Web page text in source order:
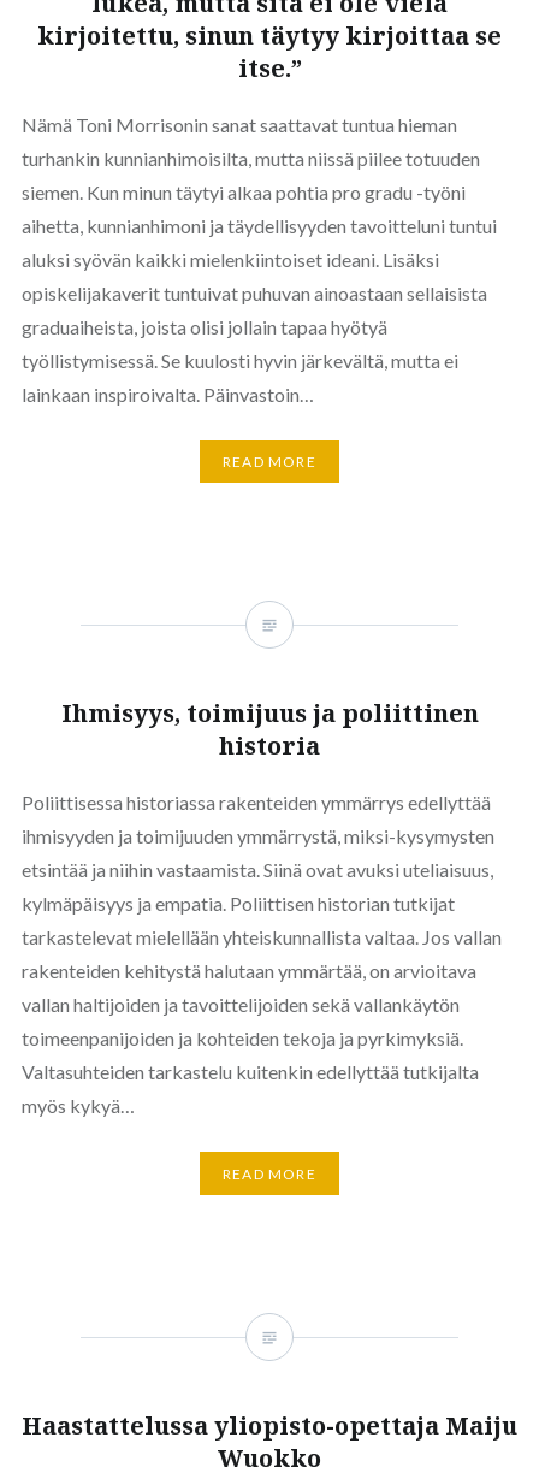
kirjoitettu, sinun täytyy kirjoittaa se
itse.”
Nämä Toni Morrisonin sanat saattavat tuntua hieman
turhankin kunnianhimoisilta, mutta niissä piilee totuuden
siemen. Kun minun täytyi alkaa pohtia pro gradu -työni
aihetta, kunnianhimoni ja täydellisyyden tavoitteluni tuntui
aluksi syövän kaikki mielenkiintoiset ideani. Lisäksi
opiskelijakaverit tuntuivat puhuvan ainoastaan sellaisista
graduaiheista, joista olisi jollain tapaa hyötyä
työllistymisessä. Se kuulosti hyvin järkevältä, mutta ei
lainkaan inspiroivalta. Päinvastoin…
READ MORE
Ihmisyys, toimijuus ja poliittinen
historia
Poliittisessa historiassa rakenteiden ymmärrys edellyttää
ihmisyyden ja toimijuuden ymmärrystä, miksi-kysymysten
etsintää ja niihin vastaamista. Siinä ovat avuksi uteliaisuus,
kylmäpäisyys ja empatia. Poliittisen historian tutkijat
tarkastelevat mielellään yhteiskunnallista valtaa. Jos vallan
rakenteiden kehitystä halutaan ymmärtää, on arvioitava
vallan haltijoiden ja tavoittelijoiden sekä vallankäytön
toimeenpanijoiden ja kohteiden tekoja ja pyrkimyksiä.
Valtasuhteiden tarkastelu kuitenkin edellyttää tutkijalta
myös kykyä…
READ MORE
Haastattelussa yliopisto-opettaja Maiju
Wuokko